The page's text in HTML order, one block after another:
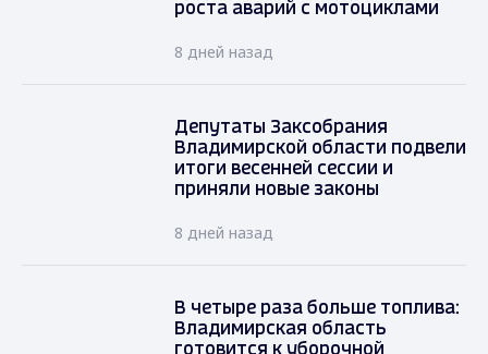
роста аварий с мотоциклами
8 дней назад
Депутаты Заксобрания
Владимирской области подвели
итоги весенней сессии и
приняли новые законы
8 дней назад
В четыре раза больше топлива:
Владимирская область
готовится к уборочной